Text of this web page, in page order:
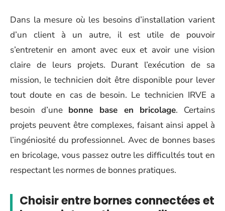
Dans la mesure où les besoins d’installation varient
d’un client à un autre, il est utile de pouvoir
s’entretenir en amont avec eux et avoir une vision
claire de leurs projets. Durant l’exécution de sa
mission, le technicien doit être disponible pour lever
tout doute en cas de besoin. Le technicien IRVE a
besoin d’une bonne base en bricolage. Certains
projets peuvent être complexes, faisant ainsi appel à
l’ingéniosité du professionnel. Avec de bonnes bases
en bricolage, vous passez outre les difficultés tout en
respectant les normes de bonnes pratiques.
Choisir entre bornes connectées et